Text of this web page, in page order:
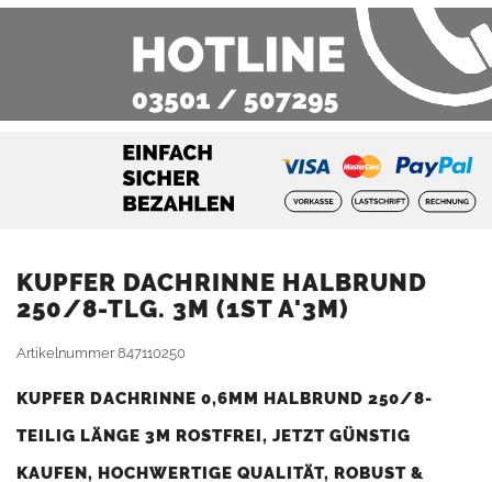
KUPFER DACHRINNE HALBRUND
250/8-TLG. 3M (1ST A'3M)
Artikelnummer847110250
KUPFER DACHRINNE 0,6MM HALBRUND 250/8-
TEILIG LÄNGE 3M ROSTFREI, JETZT GÜNSTIG
KAUFEN, HOCHWERTIGE QUALITÄT, ROBUST &